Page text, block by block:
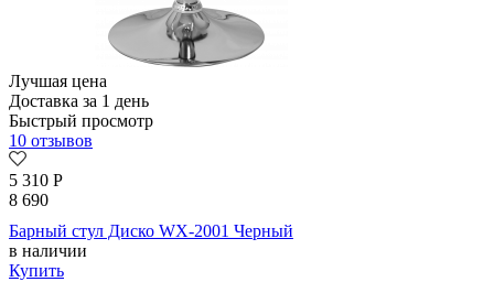
Лучшая цена
Доставка за 1 день
Быстрый просмотр
10 отзывов
5 310 Р
8 690
Барный стул Диско WX-2001 Черный
в наличии
Купить